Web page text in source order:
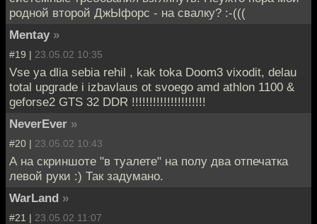
родной второй ДжЫфорс - на свалку? :-(((
Mentay »
#19 | 23.05.02 10:35
Vse ya dlia sebia rehil , kak toka Doom3 vixodit, delau
total upgrade i izbavlaus ot svoego amd athlon 1100 &
geforse2 GTS 32 DDR !!!!!!!!!!!!!!!!!!!!!
NeverEver »
#20 | 23.05.02 10:43
А на скриншоте "в туалете" на полу два отпечатка
левой руки :) Так задумано.
WarLand »
#21 | 23.05.02 11:07